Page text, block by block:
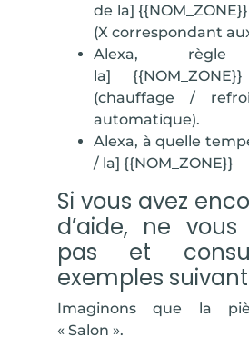
de la] {{NOM_ZONE}}
(X correspondant
Alexa,
la] {{NOM_ZONE}}
(chauffage /
automatique).
Alexa, à quelle
/ la] {{NOM_ZONE}}
Si vous avez
d’aide, ne vous
pas et
exemples
Imaginons que la
« Salon ».